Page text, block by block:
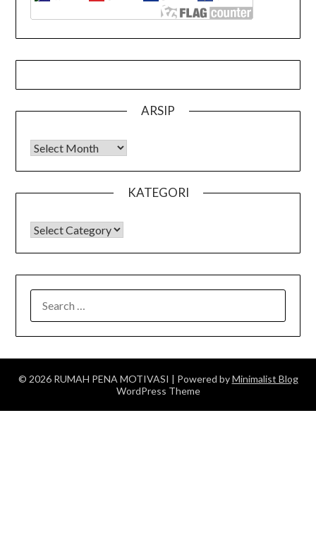
ARSIP
Arsip
KATEGORI
KATEGORI
FOR:
© 2026 RUMAH PENA MOTIVASI | Powered byMinimalist Blog
WordPress Theme